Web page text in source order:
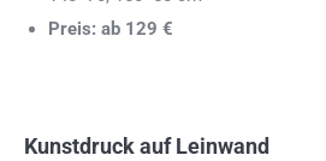
Preis: ab 129 €
Kunstdruck auf Leinwand